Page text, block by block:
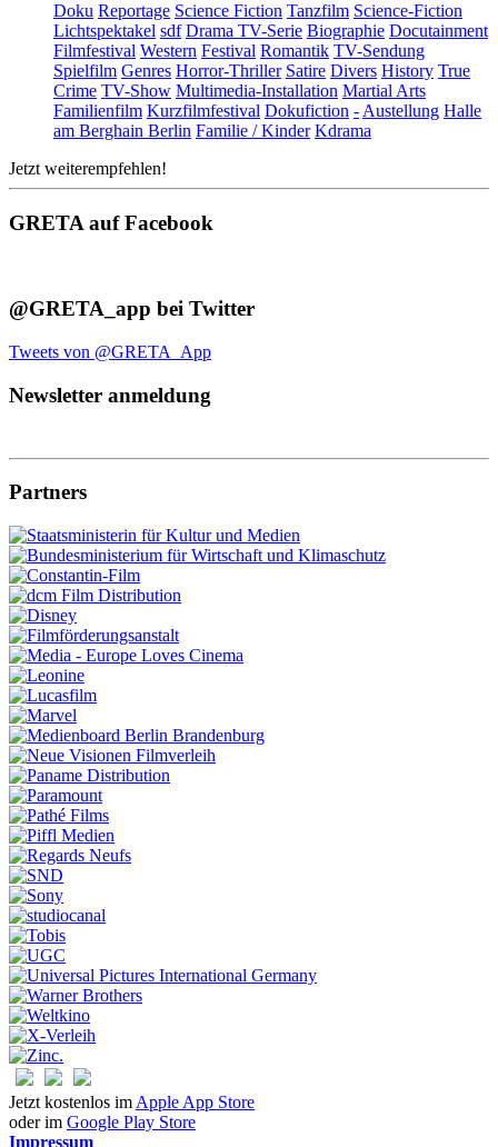
Doku Reportage Science Fiction Tanzfilm Science-Fiction
Lichtspektakel sdf Drama TV-Serie Biographie Docutainment
Filmfestival Western Festival Romantik TV-Sendung
Spielfilm Genres Horror-Thriller Satire Divers History True
Crime TV-Show Multimedia-Installation Martial Arts
Familienfilm Kurzfilmfestival Dokufiction - Austellung Halle
am Berghain Berlin Familie / Kinder Kdrama
Jetzt weiterempfehlen!
GRETA auf Facebook
@GRETA_app bei Twitter
Tweets von @GRETA_App
Newsletter anmeldung
Partners
Jetzt kostenlos im Apple App Store
oder im Google Play Store
Impressum